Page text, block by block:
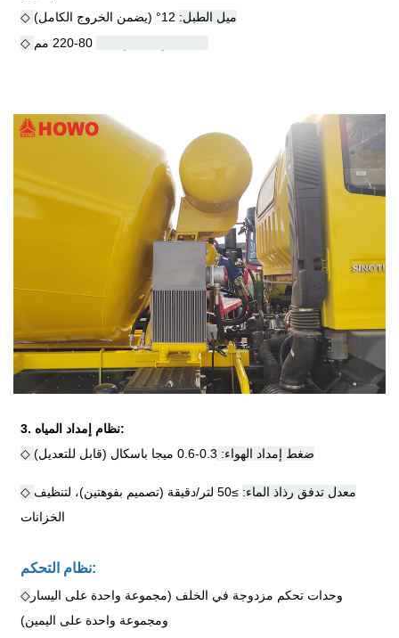
◇
ميل الطبل: ° (يضمن الخروج الكامل)
3. نظام إمداد المياه:
◇ ضغط إمداد الهواء: 0.3-0.6 ميجا باسكال (قابل للتعديل)
◇ معدل تدفق رذاذ الماء: ≥
50 لتر/دقيقة (تصميم بفوهتين)، لتنظيف
الخزانات
نظام التحكم:
◇ وحدات تحكم مزدوجة في الخلف (مجموعة واحدة على اليسار
ومجموعة واحدة على اليمين)